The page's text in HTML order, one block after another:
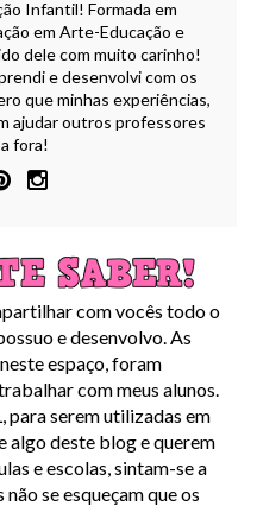
Infantil! Formada em
em Arte-Educação e
dele com muito carinho!
e desenvolvi com os
que minhas experiências,
ajudar outros professores
fora!
com vocês todo o
e desenvolvo. As
espaço, foram
com meus alunos.
para serem utilizadas em
algo deste blog e querem
e escolas, sintam-se a
se esqueçam que os